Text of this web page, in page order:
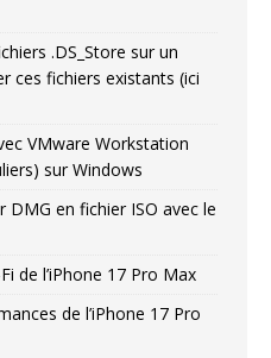
.DS_Store sur un
ces fichiers existants (ici
VMware Workstation
sur Windows
DMG en fichier ISO avec le
de l’iPhone 17 Pro Max
de l’iPhone 17 Pro